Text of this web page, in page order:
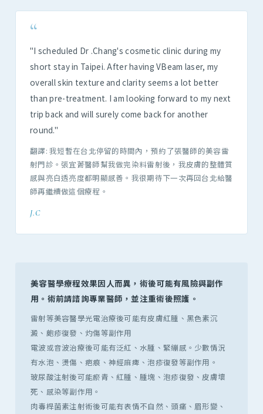
“
"I scheduled Dr .Chang's cosmetic clinic during my
short stay in Taipei. After having VBeam laser, my
overall skin texture and clarity seems a lot better
than pre-treatment. I am looking forward to my next
trip back and will surely come back for another
round."
翻譯: 我短暫在台北停留的時間內，預約了張醫師的美容雷
射門診。張宜菁醫師幫我做完染料雷射後，我皮膚的整體質
感與亮白透亮度都明顯感善。我很期待下一次再回台北給醫
師再繼續做這個療程。
J.C
美容醫學療程效果因人而異，術後可能有風險與副作
用。術前請諮詢專業醫師，並注重術後照護。
雷射等美容醫學光電治療後可能有皮膚紅腫、黑色素沉
澱、皰疹復發、灼傷等副作用
電波或音波治療後可能有泛紅、水腫、緊繃感。少數情況
有水泡、燙傷、疤痕、神經麻痺、泡疹復發等副作用。
玻尿酸注射後可能瘀青、紅腫、腫塊、泡疹復發、皮膚壞
死、感染等副作用。
肉毒桿菌素注射術後可能有表情不自然、頭痛、眉形變、